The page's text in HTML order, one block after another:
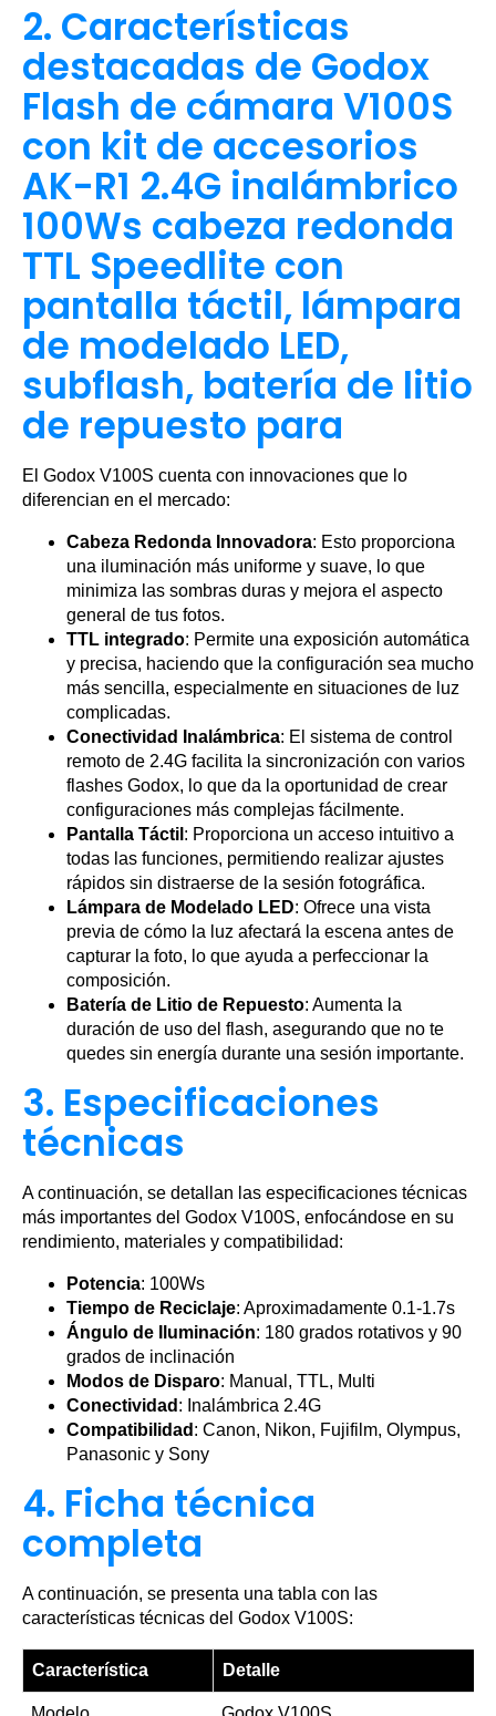
2. Características
destacadas de Godox
Flash de cámara V100S
con kit de accesorios
AK-R1 2.4G inalámbrico
100Ws cabeza redonda
TTL Speedlite con
pantalla táctil, lámpara
de modelado LED,
subflash, batería de litio
de repuesto para
El Godox V100S cuenta con innovaciones que lo
diferencian en el mercado:
Cabeza Redonda Innovadora: Esto proporciona
una iluminación más uniforme y suave, lo que
minimiza las sombras duras y mejora el aspecto
general de tus fotos.
TTL integrado: Permite una exposición automática
y precisa, haciendo que la configuración sea mucho
más sencilla, especialmente en situaciones de luz
complicadas.
Conectividad Inalámbrica: El sistema de control
remoto de 2.4G facilita la sincronización con varios
flashes Godox, lo que da la oportunidad de crear
configuraciones más complejas fácilmente.
Pantalla Táctil : Proporciona un acceso intuitivo a
todas las funciones, permitiendo realizar ajustes
rápidos sin distraerse de la sesión fotográfica.
Lámpara de Modelado LED: Ofrece una vista
previa de cómo la luz afectará la escena antes de
capturar la foto, lo que ayuda a perfeccionar la
composición.
Batería de Litio de Repuesto: Aumenta la
duración de uso del flash, asegurando que no te
quedes sin energía durante una sesión importante.
3. Especificaciones
técnicas
A continuación, se detallan las especificaciones técnicas
más importantes del Godox V100S, enfocándose en su
rendimiento, materiales y compatibilidad:
Potencia: 100Ws
Tiempo de Reciclaje: Aproximadamente 0.1-1.7s
Ángulo de Iluminación: 180 grados rotativos y 90
grados de inclinación
Modos de Disparo: Manual, TTL, Multi
Conectividad : Inalámbrica 2.4G
Compatibilidad : Canon, Nikon, Fujifilm, Olympus,
Panasonic y Sony
4. Ficha técnica
completa
A continuación, se presenta una tabla con las
características técnicas del Godox V100S:
Característica Detalle